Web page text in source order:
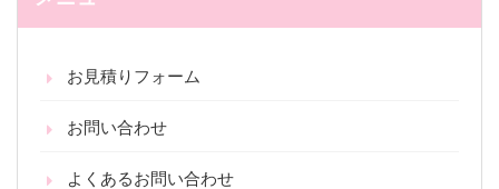
お見積りフォーム
お問い合わせ
よくあるお問い合わせ